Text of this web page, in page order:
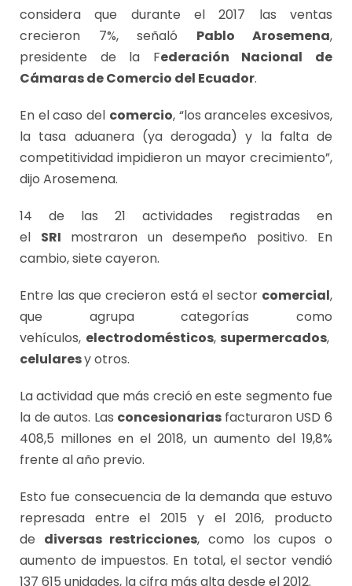
considera que durante el 2017 las ventas
crecieron 7%, señaló Pablo Arosemena,
presidente de la Federación Nacional de
Cámaras de Comercio del Ecuador.
En el caso del comercio, “los aranceles excesivos,
la tasa aduanera (ya derogada) y la falta de
competitividad impidieron un mayor crecimiento”,
dijo Arosemena.
14 de las 21 actividades registradas en
el SRI mostraron un desempeño positivo. En
cambio, siete cayeron.
Entre las que crecieron está el sector comercial,
que agrupa categorías como
vehículos, electrodomésticos, supermercados,
celularesy otros.
La actividad que más creció en este segmento fue
la de autos. Las concesionarias facturaron USD 6
408,5 millones en el 2018, un aumento del 19,8%
frente al año previo.
Esto fue consecuencia de la demanda que estuvo
represada entre el 2015 y el 2016, producto
de diversas restricciones, como los cupos o
aumento de impuestos. En total, el sector vendió
137 615 unidades, la cifra más alta desde el 2012.